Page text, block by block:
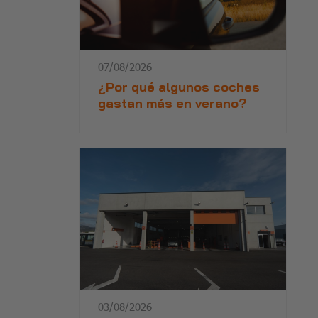
07/08/2026
¿Por qué algunos coches
gastan más en verano?
03/08/2026